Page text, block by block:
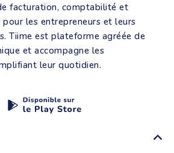
facturation, comptabilité et
les entrepreneurs et leurs
Tiime est plateforme agréée de
et accompagne les
leur quotidien.